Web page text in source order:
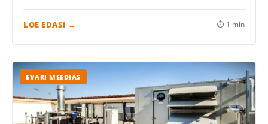
LOE EDASI → ⏱ 1 min
EVARI MEEDIAS